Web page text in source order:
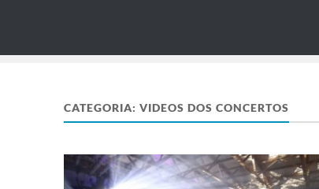
CATEGORIA: VIDEOS DOS CONCERTOS